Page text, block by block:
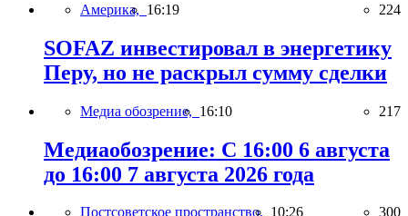
Америка, 16:19 224
SOFAZ инвестировал в энергетику
Перу, но не раскрыл сумму сделки
Медиа обозрение, 16:10 217
Медиаобозрение: С 16:00 6 августа
до 16:00 7 августа 2026 года
Постсоветское пространство, 10:26 300